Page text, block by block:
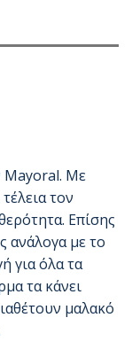
Mayoral. Με
τον
Επίσης
ανάλογα με το
για όλα τα
τα κάνει
μαλακό